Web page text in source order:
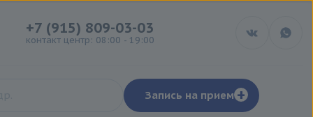
+7 (915) 809-03-03
контакт центр: 08:00 - 19:00
Запись на прием +